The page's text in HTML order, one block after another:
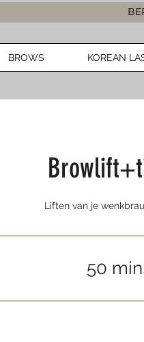
BROWS KOREAN
Liften van je
50